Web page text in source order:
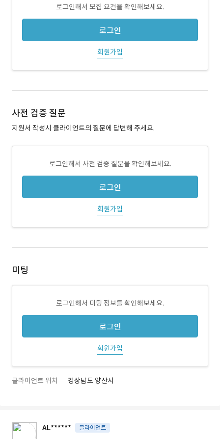
로그인해서 모집 요건을 확인해보세요.
로그인
회원가입
사전 검증 질문
지원서 작성시 클라이언트의 질문에 답변해 주세요.
로그인해서 사전 검증 질문을 확인해보세요.
로그인
회원가입
미팅
로그인해서 미팅 정보를 확인해보세요.
로그인
회원가입
클라이언트 위치 경상남도 양산시
AL****** 클라이언트